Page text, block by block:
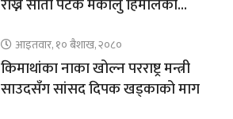
राख्न सातौ पटक मकालु हिमालको
आइतवार, १० बैशाख, २०८०
किमाथांका नाका खोल्न परराष्ट्र मन्त्री
साउदसँग सांसद दिपक खड्काको माग